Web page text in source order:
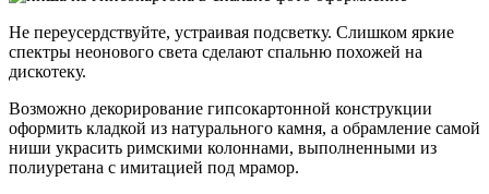
Не переусердствуйте, устраивая подсветку. Слишком яркие
спектры неонового света сделают спальню похожей на
дискотеку.
Возможно декорирование гипсокартонной конструкции
оформить кладкой из натурального камня, а обрамление самой
ниши украсить римскими колоннами, выполненными из
полиуретана с имитацией под мрамор.